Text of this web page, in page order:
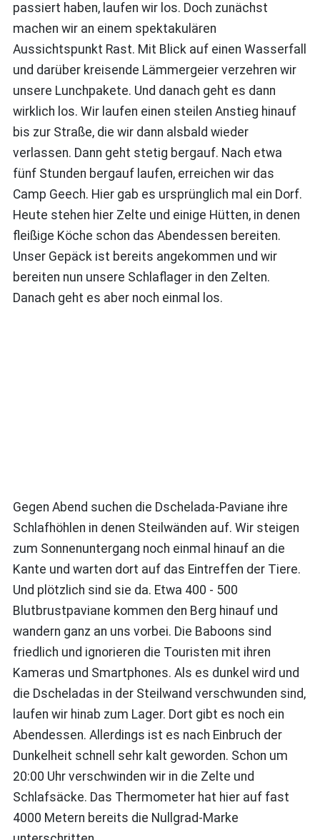
passiert haben, laufen wir los. Doch zunächst
machen wir an einem spektakulären
Aussichtspunkt Rast. Mit Blick auf einen Wasserfall
und darüber kreisende Lämmergeier verzehren wir
unsere Lunchpakete. Und danach geht es dann
wirklich los. Wir laufen einen steilen Anstieg hinauf
bis zur Straße, die wir dann alsbald wieder
verlassen. Dann geht stetig bergauf. Nach etwa
fünf Stunden bergauf laufen, erreichen wir das
Camp Geech. Hier gab es ursprünglich mal ein Dorf.
Heute stehen hier Zelte und einige Hütten, in denen
fleißige Köche schon das Abendessen bereiten.
Unser Gepäck ist bereits angekommen und wir
bereiten nun unsere Schlaflager in den Zelten.
Danach geht es aber noch einmal los.
Gegen Abend suchen die Dschelada-Paviane ihre
Schlafhöhlen in denen Steilwänden auf. Wir steigen
zum Sonnenuntergang noch einmal hinauf an die
Kante und warten dort auf das Eintreffen der Tiere.
Und plötzlich sind sie da. Etwa 400 - 500
Blutbrustpaviane kommen den Berg hinauf und
wandern ganz an uns vorbei. Die Baboons sind
friedlich und ignorieren die Touristen mit ihren
Kameras und Smartphones. Als es dunkel wird und
die Dscheladas in der Steilwand verschwunden sind,
laufen wir hinab zum Lager. Dort gibt es noch ein
Abendessen. Allerdings ist es nach Einbruch der
Dunkelheit schnell sehr kalt geworden. Schon um
20:00 Uhr verschwinden wir in die Zelte und
Schlafsäcke. Das Thermometer hat hier auf fast
4000 Metern bereits die Nullgrad-Marke